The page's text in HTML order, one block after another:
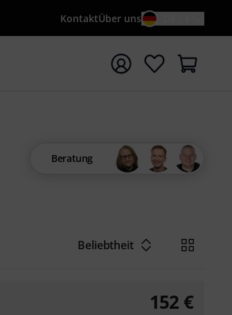
KontaktÜber uns
starten
Beratung
Beliebtheit
152 €